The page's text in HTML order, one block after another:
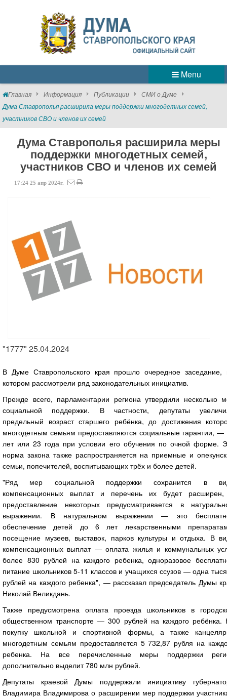
Menu
Главная Информация Публикации
СМИ о Думе
Дума Ставрополья расширила меры поддержки многодетных семей,
участников СВО и членов их семей
Дума Ставрополья расширила меры
поддержки многодетных семей,
участников СВО и членов их семей
17:24 25 апр 2024г.
"1777" 25.04.2024
В Думе Ставропольского края прошло очередное заседание,
котором рассмотрели ряд законодательных инициатив.
Прежде всего, парламентарии региона утвердили несколько
социальной поддержки. В частности, депутаты
предельный возраст старшего ребёнка, до достижения
многодетным семьям предоставляются социальные гарантии, —
лет или 23 года при условии его обучения по очной форме.
норма закона также распространяется на приемные и
семьи, попечителей, воспитывающих трёх и более детей.
"Ряд мер социальной поддержки сохранится в
компенсационных выплат и перечень их будет
предоставление некоторых предусматривается в
выражении. В натуральном выражении — это
обеспечение детей до 6 лет лекарственными
посещение музеев, выставок, парков культуры и отдыха. В
компенсационных выплат — оплата жилья и коммунальных
более 830 рублей на каждого ребенка, одноразовое
питание школьников 5-11 классов и учащихся ссузов — одна
рублей на каждого ребенка", — рассказал председатель Думы
Николай Великдань.
Также предусмотрена оплата проезда школьников в
общественном транспорте — 300 рублей на каждого ребёнка.
покупку школьной и спортивной формы, а также
многодетным семьям предоставляется 5 732,87 рубля на
ребенка. На все перечисленные меры поддержки
дополнительно выделит 780 млн рублей.
Депутаты краевой Думы поддержали инициативу
Владимира Владимирова о расширении мер поддержки